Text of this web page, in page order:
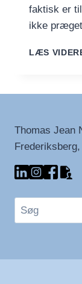
faktisk er
ikke
LÆS
Thomas Jean
Søg